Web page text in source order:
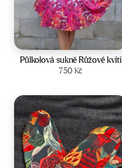
Velikost:34-40
Půlkolová sukně Růžové kvítí
750 Kč